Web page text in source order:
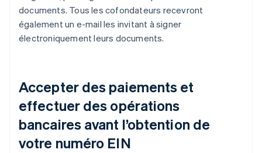
documents. Tous les cofondateurs recevront
également un e-mail les invitant à signer
électroniquement leurs documents.
Accepter des paiements et
effectuer des opérations
bancaires avant l’obtention de
votre numéro EIN